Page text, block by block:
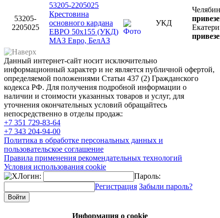
53205-
2205025
53205-2205025
Крестовина
основного кардана
ЕВРО 50х155 (УКД)
МАЗ Евро, БелАЗ
УКД
Данный интернет-сайт носит исключительно
информационный характер и не является публичной офертой,
определяемой положениями Статьи 437 (2) Гражданского
кодекса РФ. Для получения подробной информации о
наличии и стоимости указанных товаров и услуг, для
уточнения окончательных условий обращайтесь
непосредственно в отделы продаж:
+7 351 729-83-64
+7 343 204-94-00
Политика в обработке персональных данных и
пользовательское соглашение
Правила применения рекомендательных технологий
Условия использования cookie
Логин:
Пароль:
Регистрация Забыли пароль?
Информация о cookie